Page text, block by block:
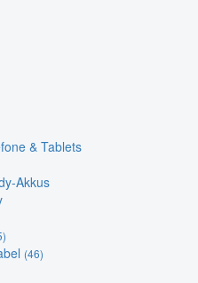
& Tablets
Akkus
(46)